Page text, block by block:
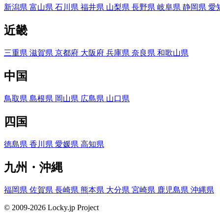
新潟県 富山県 石川県 福井県 山梨県 長野県 岐阜県 静岡県 愛
近畿
三重県 滋賀県 京都府 大阪府 兵庫県 奈良県 和歌山県
中国
鳥取県 島根県 岡山県 広島県 山口県
四国
徳島県 香川県 愛媛県 高知県
九州・沖縄
福岡県 佐賀県 長崎県 熊本県 大分県 宮崎県 鹿児島県 沖縄県
© 2009-2026 Locky.jp Project